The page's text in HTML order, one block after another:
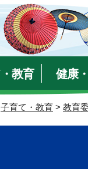
教育 健康
子育て・教育 > 教育